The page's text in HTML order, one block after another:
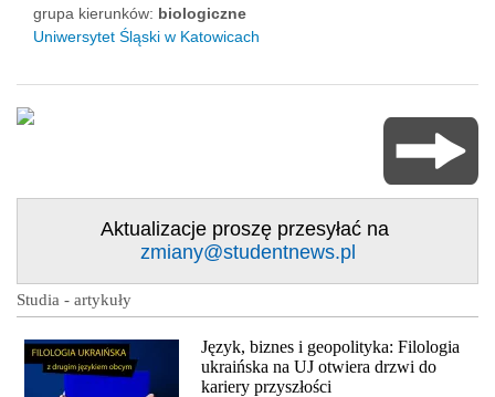
grupa kierunków: biologiczne
Uniwersytet Śląski w Katowicach
Aktualizacje proszę przesyłać na
zmiany@studentnews.pl
Studia - artykuły
Język, biznes i geopolityka: Filologia
ukraińska na UJ otwiera drzwi do
kariery przyszłości